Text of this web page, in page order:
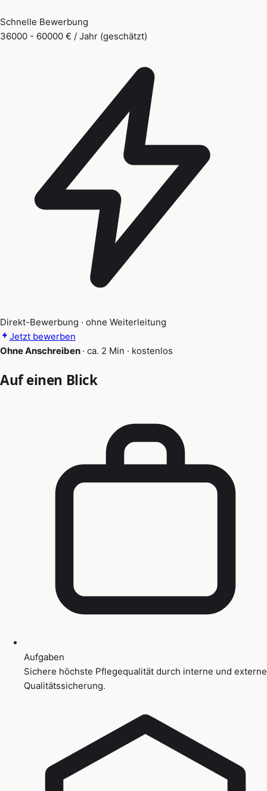
Schnelle Bewerbung
36000 - 60000 € / Jahr (geschätzt)
Direkt-Bewerbung · ohne Weiterleitung
Jetzt bewerben
Ohne Anschreiben · ca. 2 Min · kostenlos
Auf einen Blick
Aufgaben
Sichere höchste Pflegequalität durch interne und externe
Qualitätssicherung.